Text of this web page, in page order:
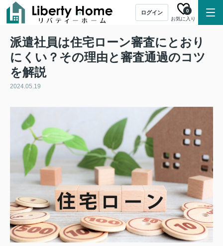
ログイン
お気に入り
0
派遣社員は住宅ローン審査にとおり
にくい？その理由と審査通過のコツ
を解説
2024.05.19